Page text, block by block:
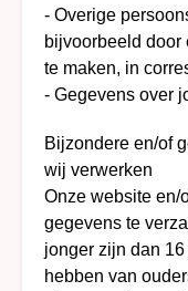
- Overige
bijvoorbeeld door
te maken, in
- Gegevens over
Bijzondere en/of
wij verwerken
Onze website en/
gegevens te
jonger zijn dan
hebben van